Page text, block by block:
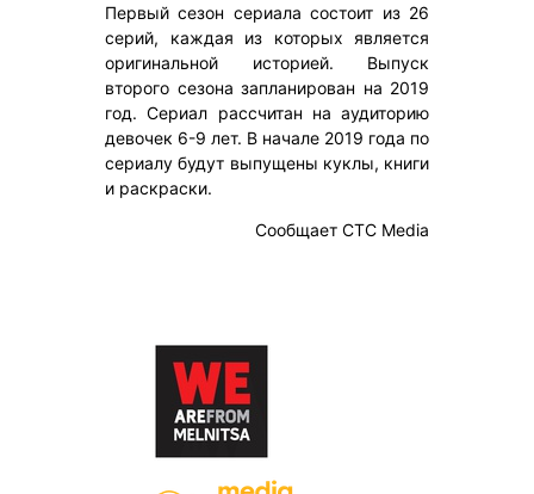
Первый сезон сериала состоит из 26
серий, каждая из которых является
оригинальной историей. Выпуск
второго сезона запланирован на 2019
год. Сериал рассчитан на аудиторию
девочек 6-9 лет. В начале 2019 года по
сериалу будут выпущены куклы, книги
и раскраски.
Сообщает СТС Media